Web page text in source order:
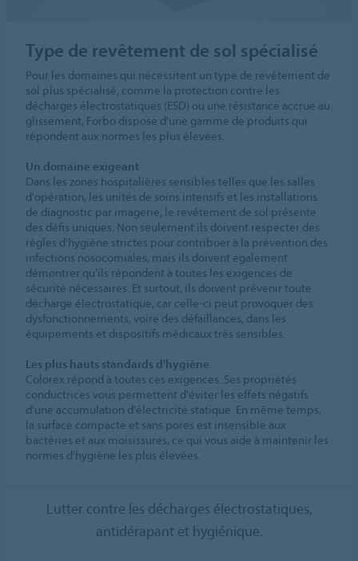
Type de revêtement de sol spécialisé
Pour les domaines qui nécessitent un type de revêtement de
sol plus spécialisé, comme la protection contre les
décharges électrostatiques (ESD) ou une résistance accrue au
glissement, Forbo dispose d'une gamme de produits qui
répondent aux normes les plus élevées.
Un domaine exigeant
Dans les zones hospitalières sensibles telles que les salles
d'opération, les unités de soins intensifs et les installations
de diagnostic par imagerie, le revêtement de sol présente
des défis uniques. Non seulement ils doivent respecter des
règles d'hygiène strictes pour contribuer à la prévention des
infections nosocomiales, mais ils doivent également
démontrer qu'ils répondent à toutes les exigences de
sécurité nécessaires. Et surtout, ils doivent prévenir toute
décharge électrostatique, car celle-ci peut provoquer des
dysfonctionnements, voire des défaillances, dans les
équipements et dispositifs médicaux très sensibles.
Les plus hauts standards d'hygiène
Colorex répond à toutes ces exigences. Ses propriétés
conductrices vous permettent d'éviter les effets négatifs
d'une accumulation d'électricité statique. En même temps,
la surface compacte et sans pores est insensible aux
bactéries et aux moisissures, ce qui vous aide à maintenir les
normes d'hygiène les plus élevées.
Lutter contre les décharges électrostatiques,
antidérapant et hygiénique.